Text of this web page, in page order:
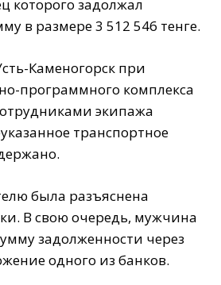
которого задолжал
в размере 3 512 546 тенге.
Каменогорск при
программного комплекса
экипажа
транспортное
была разъяснена
В свою очередь, мужчина
задолженности через
одного из банков.